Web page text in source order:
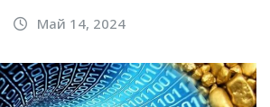
Май 14, 2024